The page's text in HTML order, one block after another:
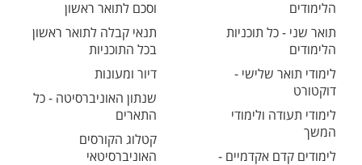
הלימודים
תואר שני - כל תוכניות
הלימודים
לימודי תואר שלישי -
דוקטורט
לימודי תעודה ולימודי
המשך
לימודים קדם אקדמיים -
וסכם לתואר ראשון
תנאי קבלה לתואר ראשון
בכל התוכניות
דיור ומעונות
שנתון האוניברסיטה - כל
התארים
קטלוג הקורסים
האוניברסיטאי